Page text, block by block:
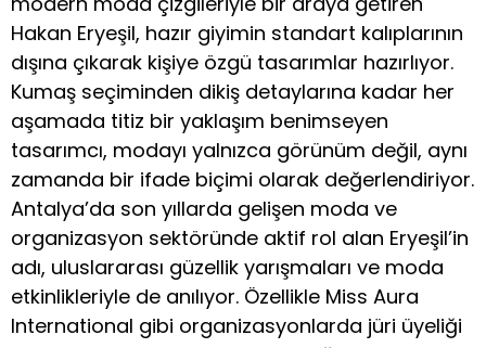
Hakan Eryeşil, hazır giyimin standart kalıplarının
dışına çıkarak kişiye özgü tasarımlar hazırlıyor.
Kumaş seçiminden dikiş detaylarına kadar her
aşamada titiz bir yaklaşım benimseyen
tasarımcı, modayı yalnızca görünüm değil, aynı
zamanda bir ifade biçimi olarak değerlendiriyor.
Antalya’da son yıllarda gelişen moda ve
organizasyon sektöründe aktif rol alan Eryeşil’in
adı, uluslararası güzellik yarışmaları ve moda
etkinlikleriyle de anılıyor. Özellikle Miss Aura
International gibi organizasyonlarda jüri üyeliği